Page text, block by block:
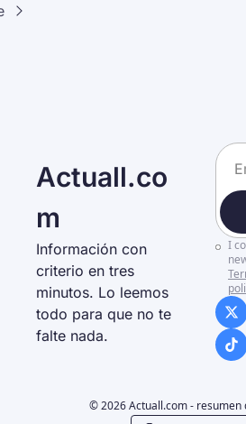
Actuall.co
m
Información con
criterio en tres
minutos. Lo leemos
todo para que no te
falte nada.
I
© 2026 Actuall.com - resumen